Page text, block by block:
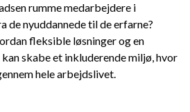
rumme medarbejdere i
de nyuddannede til de erfarne?
fleksible løsninger og en
skabe et inkluderende miljø, hvor
hele arbejdslivet.